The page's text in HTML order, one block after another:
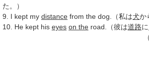
た。）
9. I kept my distance from the dog.（私は犬か
10. He kept his eyes on the road.（彼は道路に
（